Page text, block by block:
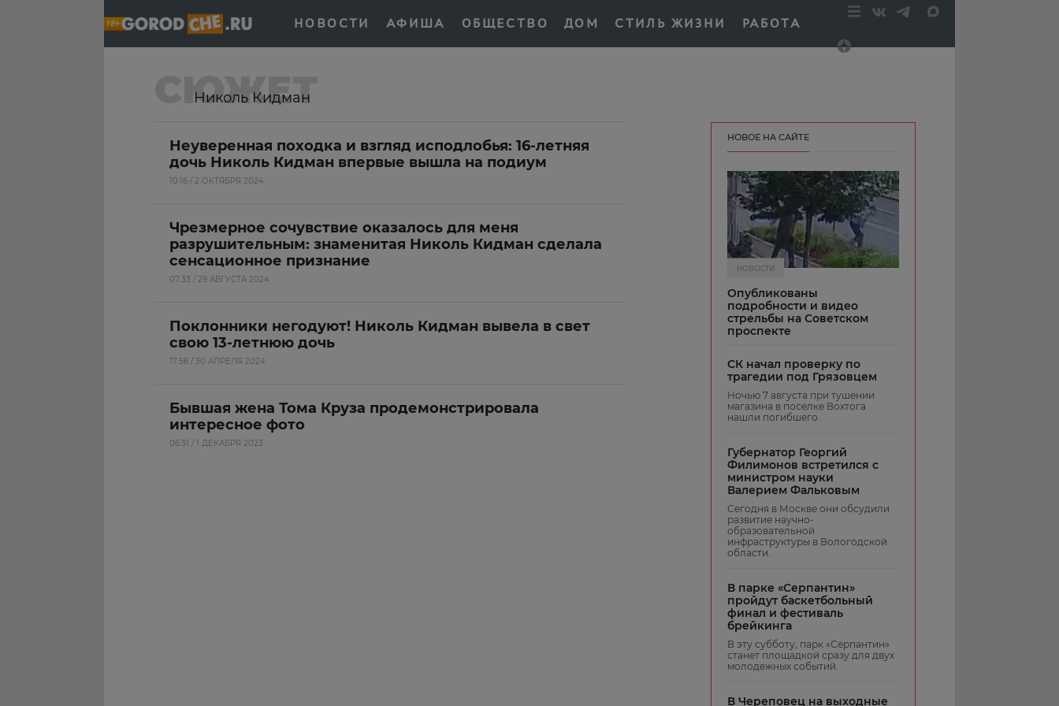
НОВОСТИ АФИША ОБЩЕСТВО ДОМ СТИЛЬ ЖИЗНИ РАБОТА
СЮЖЕТ
Николь Кидман
Неуверенная походка и взгляд исподлобья: 16-летняя
дочь Николь Кидман впервые вышла на подиум
10:16 / 2 ОКТЯБРЯ 2024
Чрезмерное сочувствие оказалось для меня
разрушительным: знаменитая Николь Кидман сделала
сенсационное признание
07:33 / 29 АВГУСТА 2024
Поклонники негодуют! Николь Кидман вывела в свет
свою 13-летнюю дочь
17:56 / 30 АПРЕЛЯ 2024
Бывшая жена Тома Круза продемонстрировала
интересное фото
06:31 / 1 ДЕКАБРЯ 2023
НОВОЕ НА САЙТЕ
НОВОСТИ
Опубликованы
подробности и видео
стрельбы на Советском
проспекте
СК начал проверку по
трагедии под Грязовцем
Ночью 7 августа при тушении
магазина в поселке Вохтога
нашли погибшего.
Губернатор Георгий
Филимонов встретился с
министром науки
Валерием Фальковым
Сегодня в Москве они обсудили
развитие научно-
образовательной
инфраструктуры в Вологодской
области.
В парке «Серпантин»
пройдут баскетбольный
финал и фестиваль
брейкинга
В эту субботу, парк «Серпантин»
станет площадкой сразу для двух
молодежных событий.
В Череповец на выходные